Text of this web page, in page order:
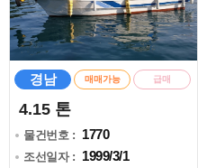
경남 매매가능 급매
4.15 톤
물건번호 : 1770
조선일자 : 1999/3/1